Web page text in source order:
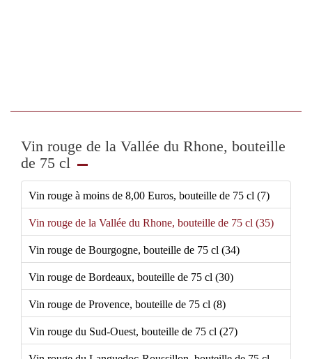
Vin rouge de la Vallée du Rhone, bouteille
de 75 cl
Vin rouge à moins de 8,00 Euros, bouteille de 75 cl (7)
Vin rouge de la Vallée du Rhone, bouteille de 75 cl (35)
Vin rouge de Bourgogne, bouteille de 75 cl (34)
Vin rouge de Bordeaux, bouteille de 75 cl (30)
Vin rouge de Provence, bouteille de 75 cl (8)
Vin rouge du Sud-Ouest, bouteille de 75 cl (27)